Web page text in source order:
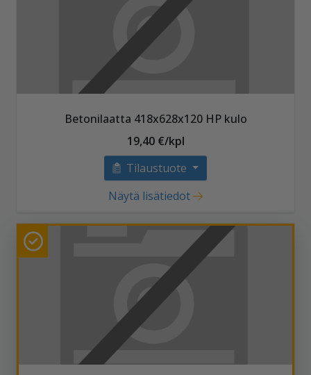
Betonilaatta 418x628x120 HP kulo
19,40 €/kpl
Tilaustuote
Näytä lisätiedot